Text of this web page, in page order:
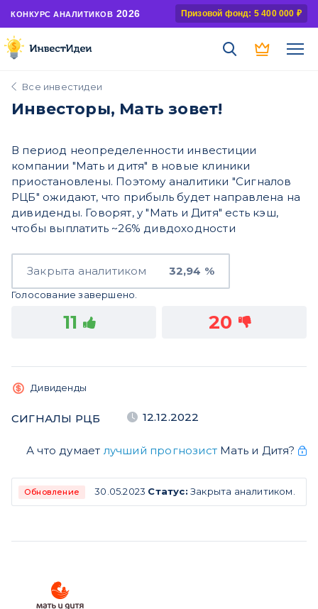
КОНКУРС АНАЛИТИКОВ 2026 Призовой фонд: 5 400 000 ₽
Все инвестидеи
Инвесторы, Мать зовет!
В период неопределенности инвестиции
компании "Мать и дитя" в новые клиники
приостановлены. Поэтому аналитики "Сигналов
РЦБ" ожидают, что прибыль будет направлена на
дивиденды. Говорят, у "Мать и Дитя" есть кэш,
чтобы выплатить ~26% дивдоходности
Закрыта аналитиком 32,94 %
Голосование завершено.
11 20
Дивиденды
СИГНАЛЫ РЦБ 12.12.2022
А что думает лучший прогнозистМать и Дитя?
Обновление 30.05.2023 Статус: Закрыта аналитиком.